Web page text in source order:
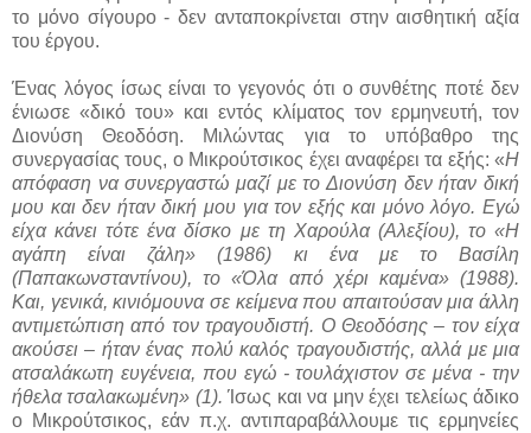
το μόνο σίγουρο - δεν ανταποκρίνεται στην αισθητική αξία
του έργου.
Ένας λόγος ίσως είναι το γεγονός ότι ο συνθέτης ποτέ δεν
ένιωσε «δικό του» και εντός κλίματος τον ερμηνευτή, τον
Διονύση Θεοδόση. Μιλώντας για το υπόβαθρο της
συνεργασίας τους, ο Μικρούτσικος έχει αναφέρει τα εξής: «Η
απόφαση να συνεργαστώ μαζί με το Διονύση δεν ήταν δική
μου και δεν ήταν δική μου για τον εξής και μόνο λόγο. Εγώ
είχα κάνει τότε ένα δίσκο με τη Χαρούλα (Αλεξίου), το «Η
αγάπη είναι ζάλη» (1986) κι ένα με το Βασίλη
(Παπακωνσταντίνου), το «Όλα από χέρι καμένα» (1988).
Και, γενικά, κινιόμουνα σε κείμενα που απαιτούσαν μια άλλη
αντιμετώπιση από τον τραγουδιστή. Ο Θεοδόσης – τον είχα
ακούσει – ήταν ένας πολύ καλός τραγουδιστής, αλλά με μια
ατσαλάκωτη ευγένεια, που εγώ - τουλάχιστον σε μένα - την
ήθελα τσαλακωμένη» (1). Ίσως και να μην έχει τελείως άδικο
ο Μικρούτσικος, εάν π.χ. αντιπαραβάλλουμε τις ερμηνείες